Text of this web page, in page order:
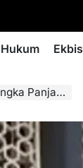
Hukum Ekbis
Panjang